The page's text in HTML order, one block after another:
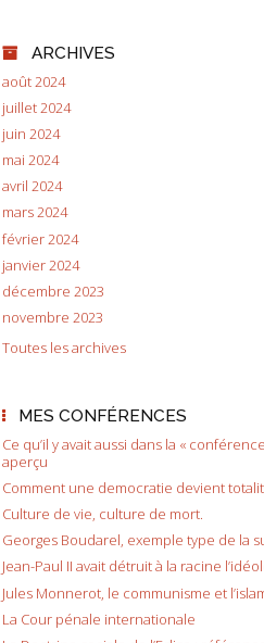
ARCHIVES
août 2024
juillet 2024
juin 2024
mai 2024
avril 2024
mars 2024
février 2024
janvier 2024
décembre 2023
novembre 2023
Toutes les archives
MES CONFÉRENCES
Ce qu’il y avait aussi dans la «
aperçu
Comment une democratie devient
Culture de vie, culture de mort.
Georges Boudarel, exemple type de la
Jean-Paul II avait détruit à la racine
Jules Monnerot, le communisme et
La Cour pénale internationale